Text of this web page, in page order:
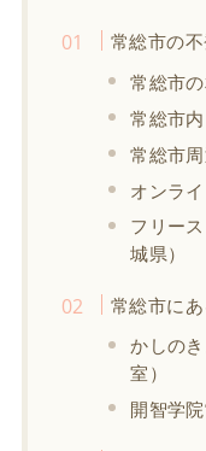
常総市の
常総市
常総市
常総市
オンラ
フリー
城県）
常総市に
かしの
室）
開智学